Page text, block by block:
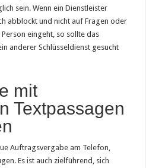
sein. Wenn ein Dienstleister
abblockt und nicht auf Fragen oder
eingeht, so sollte das
anderer Schlüsseldienst gesucht
mit
Textpassagen
Auftragsvergabe am Telefon,
Es ist auch zielführend, sich